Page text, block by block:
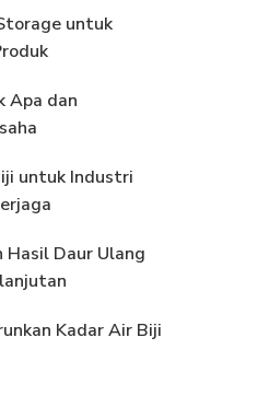
untuk
Apa dan
untuk Industri
Hasil Daur Ulang
Kadar Air Biji